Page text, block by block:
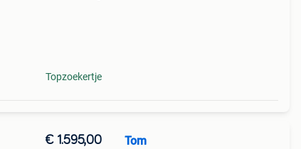
Topzoekertje
€ 1.595,00 Tom